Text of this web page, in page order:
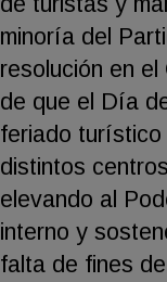
minoría del
resolución en
de que el Día
feriado turístico
distintos
elevando al
interno y
falta de fines